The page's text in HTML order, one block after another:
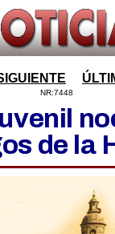
NR:7448
de la